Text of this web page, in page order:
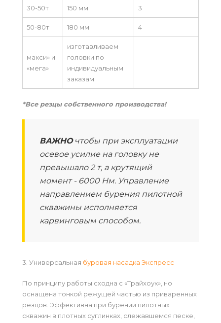
30-50т 150 мм 3
50-80т 180 мм 4
макси» и
«мега»
изготавливаем
головки по
индивидуальным
заказам
*Все резцы собственного производства!
ВАЖНОчтобы при эксплуатации
осевое усилие на головку не
превышало 2 т, а крутящий
момент - 6000 Нм. Управление
направлением бурения пилотной
скважины исполняется
карвинговым способом.
3. Универсальная буровая насадка Экспресс
По принципу работы сходна с «Трайхоук», но
оснащена тонкой режущей частью из приваренных
резцов. Эффективна при бурении пилотных
скважин в плотных суглинках, слежавшемся песке,